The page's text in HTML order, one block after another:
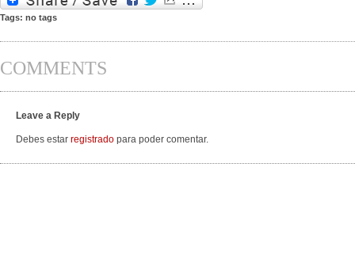
Tags: no tags
COMMENTS
Leave a Reply
Debes estar registrado para poder comentar.